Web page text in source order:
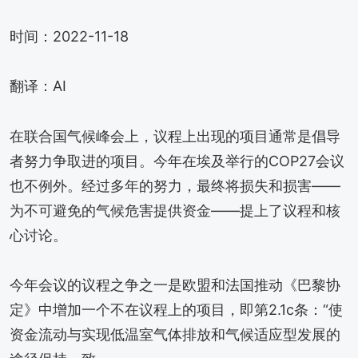
时间：2022-11-18
翻译：AI
在联合国气候峰会上，议程上出现的项目通常是倡导
者努力争取进的项目。今年在埃及举行的COP27会议
也不例外。经过多年的努力，最终将损失和损害——
为不可避免的气候危害提供资金——提上了议程和核
心讨论。
今年会议的议程之争之一是欧盟和法国推动《巴黎协
定》中增加一个不在议程上的项目，即第2.1c条：“使
资金流动与实现低温室气体排放和气候适应型发展的